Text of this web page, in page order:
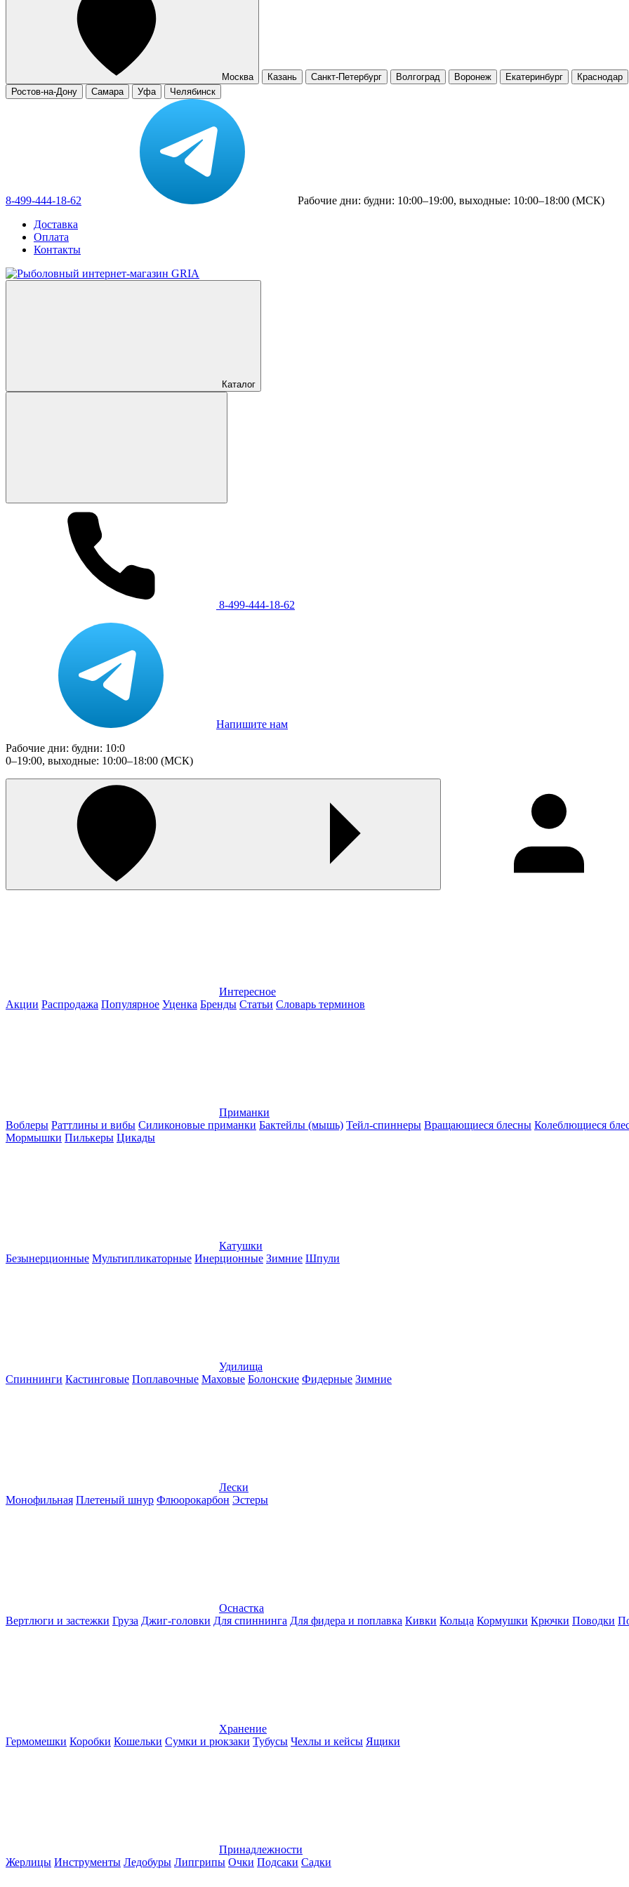
Москва Казань Санкт-Петербург Волгоград Воронеж Екатеринбург Краснодар
Ростов-на-Дону
Самара Уфа Челябинск
8-499-444-18-62
Рабочие дни: будни: 10:00–19:00, выходные: 10:00–18:00 (МСК)
Доставка
Оплата
Контакты
Каталог
8-499-444-18-62
Напишите нам
Рабочие дни: будни: 10:0
0–19:00, выходные: 10:00–18:00 (МСК)
Интересное
Акции Распродажа Популярное Уценка Бренды Статьи Словарь терминов
Приманки
Воблеры Раттлины и вибы Силиконовые приманки Бактейлы (мышь) Тейл-спиннеры Вращающиеся блесны Колеблющиеся
Мормышки Пилькеры Цикады
Катушки
Безынерционные Мультипликаторные Инерционные Зимние Шпули
Удилища
Спиннинги Кастинговые Поплавочные Маховые Болонские Фидерные Зимние
Лески
Монофильная Плетеный шнур Флюорокарбон Эстеры
Оснастка
Вертлюги и застежки Груза Джиг-головки Для спиннинга Для фидера и поплавка Кивки Кольца Кормушки Крючки Поводки
Хранение
Гермомешки Коробки Кошельки Сумки и рюкзаки Тубусы Чехлы и кейсы Ящики
Принадлежности
Жерлицы Инструменты Ледобуры Липгрипы Очки Подсаки Садки